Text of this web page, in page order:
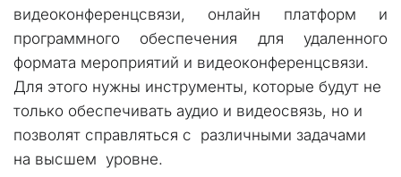
видеоконференцсвязи, онлайн платформ и
программного обеспечения для удаленного
формата мероприятий и видеоконференцсвязи.
Для этого нужны инструменты, которые будут не
только обеспечивать аудио и видеосвязь, но и
позволят справляться с  различными задачами
на высшем  уровне.